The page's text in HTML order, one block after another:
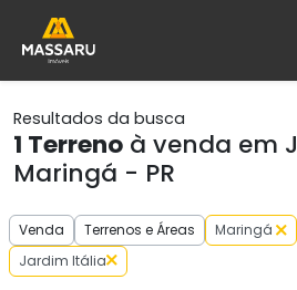
Resultados da busca
1 Terreno à venda em
Maringá - PR
Venda Terrenos e Áreas Maringá
Jardim Itália